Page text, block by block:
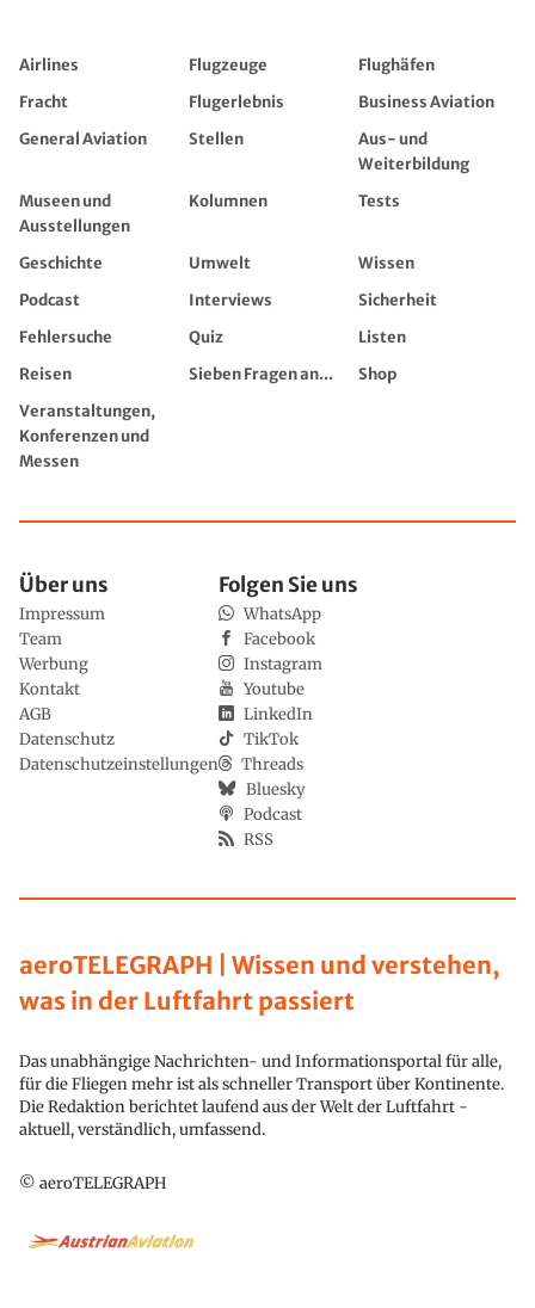
Airlines Flugzeuge
Flughäfen
Fracht
Flugerlebnis
Business Aviation
General Aviation
Stellen
Aus- und
Weiterbildung
Museen und
Ausstellungen
Kolumnen Tests
Geschichte Umwelt
Wissen
Podcast
Interviews
Sicherheit
Fehlersuche
Quiz
Listen
Reisen
Sieben Fragen an...
Shop
Veranstaltungen,
Konferenzen und
Messen
aeroTELEGRAPH | Wissen und verstehen,
was in der Luftfahrt passiert
Das unabhängige Nachrichten- und Informationsportal für alle,
für die Fliegen mehr ist als schneller Transport über Kontinente.
Die Redaktion berichtet laufend aus der Welt der Luftfahrt -
aktuell, verständlich, umfassend.
© aeroTELEGRAPH
Über uns
Impressum
Team
Werbung
Kontakt
AGB
Datenschutz
Datenschutzeinstellungen
Folgen Sie uns
WhatsApp
Facebook
Instagram
Youtube
LinkedIn
TikTok
Threads
Bluesky
Podcast
RSS